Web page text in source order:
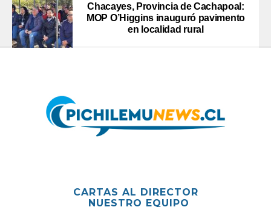
Chacayes, Provincia de Cachapoal:
MOP O’Higgins inauguró pavimento
en localidad rural
CARTAS AL DIRECTOR
NUESTRO EQUIPO